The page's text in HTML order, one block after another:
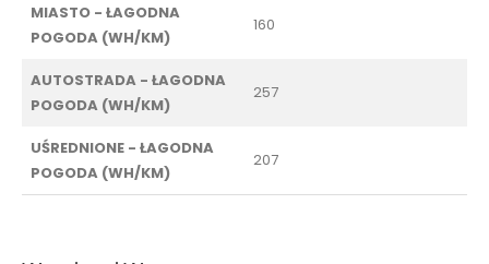
MIASTO - ŁAGODNA
POGODA (WH/KM)
160
AUTOSTRADA - ŁAGODNA
POGODA (WH/KM)
257
UŚREDNIONE - ŁAGODNA
POGODA (WH/KM)
207